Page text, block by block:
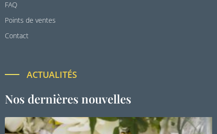
FAQ
Points de ventes
Contact
ACTUALITÉS
Nos dernières nouvelles